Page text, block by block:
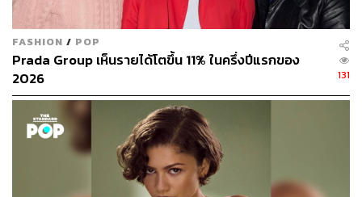
FASHION / POP
Prada Group เห็นรายได้โตขึ้น 11% ในครึ่งปีแรกของ
2026
131